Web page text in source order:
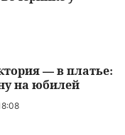
— в платье:
на юбилей